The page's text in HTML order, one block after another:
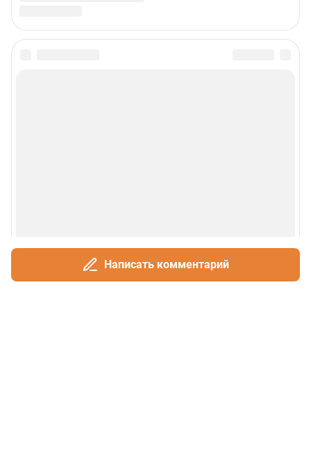
Написать комментарий